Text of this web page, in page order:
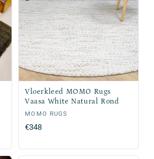
Vloerkleed MOMO Rugs
Vaasa White Natural Rond
Verkoper:
MOMO RUGS
Normale
€348